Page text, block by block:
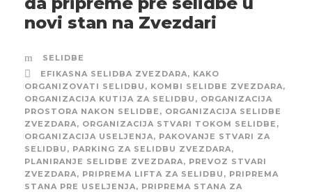
novi stan na Zvezdari
SELIDBE
EFIKASNA SELIDBA ZVEZDARA, KAKO
ORGANIZOVATI SELIDBU , KOMBI SELIDBE ZVEZDARA,
ORGANIZACIJA KUTIJA ZA SELIDBU , ORGANIZACIJA
PROSTORA NAKON SELIDBE , ORGANIZACIJA SELIDBE
ZVEZDARA, ORGANIZACIJA STVARI TOKOM SELIDBE ,
ORGANIZACIJA USELJENJA, PAKOVANJE STVARI ZA
SELIDBU , PARKING ZA SELIDBU ZVEZDARA,
PLANIRANJE SELIDBE ZVEZDARA, PREVOZ STVARI
ZVEZDARA, PRIPREMA LIFTA ZA SELIDBU , PRIPREMA
STANA PRE USELJENJA, PRIPREMA STANA ZA